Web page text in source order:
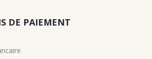
DE PAIEMENT